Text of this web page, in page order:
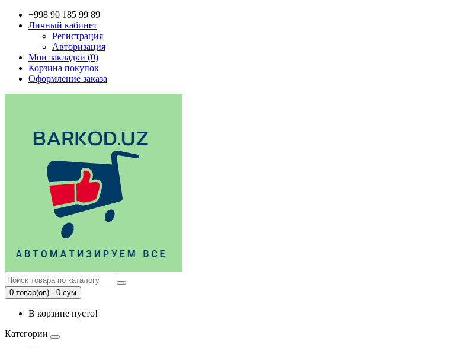
+998 90 185 99 89
Личный кабинет
Регистрация
Авторизация
Мои закладки (0)
Корзина покупок
Оформление заказа
0 товар(ов) - 0 сум
В корзине пусто!
Категории